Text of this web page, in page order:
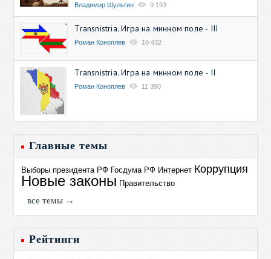
Владимир Шульгин 9 193
Transnistria. Игра на минном поле - III
Роман Коноплев 10 432
Transnistria. Игра на минном поле - II
Роман Коноплев 11 390
Главные темы
Выборы президента РФ Госдума РФ Интернет Коррупция
Новые законы Правительство
все темы →
Рейтинги